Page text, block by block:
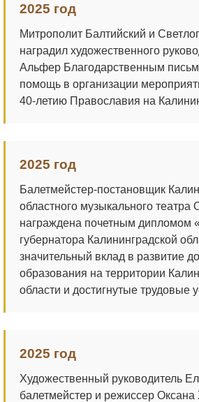
2025 год
Митрополит Балтийский и
наградил художественного
Альфер Благодарственным
помощь в организации
40-летию Православия на
2025 год
Балетмейстер-постановщик
областного музыкального театра
награждена почетным дипломом
губернатора Калининградской
значительный вклад в развитие
образования на территории
области и достигнутые трудовые
2025 год
Художественный руководитель
балетмейстер и режиссер Оксана